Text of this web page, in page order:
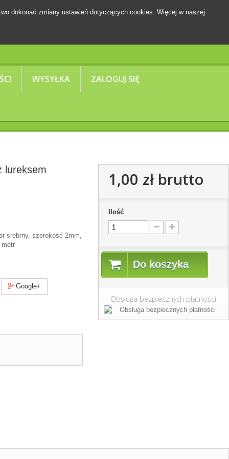
WYSYŁKA ZALOGUJ SIĘ
dokonać zmiany ustawień dotyczących cookies. Więcej w naszej
lureksem
srebrny, szerokość 2mm,
metr
Google+
1,00 złbrutto
Ilość
Do koszyka
Obsługa bezpiecznych płatności